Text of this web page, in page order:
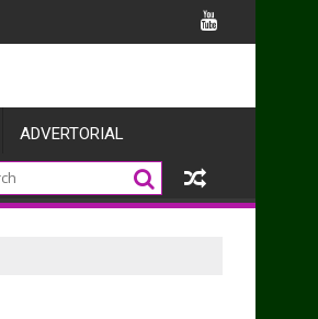
ADVERTORIAL